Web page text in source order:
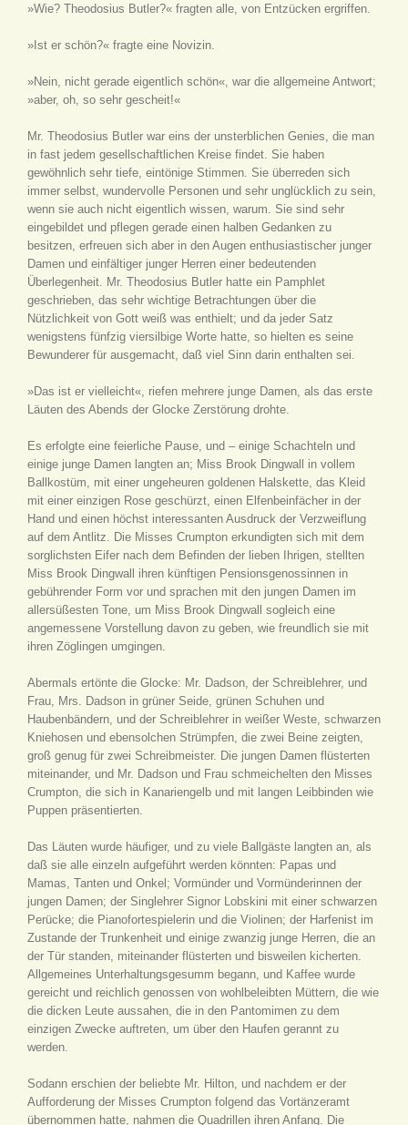
»Wie? Theodosius Butler?« fragten alle, von Entzücken ergriffen.
»Ist er schön?« fragte eine Novizin.
»Nein, nicht gerade eigentlich schön«, war die allgemeine Antwort;
»aber, oh, so sehr gescheit!«
Mr. Theodosius Butler war eins der unsterblichen Genies, die man
in fast jedem gesellschaftlichen Kreise findet. Sie haben
gewöhnlich sehr tiefe, eintönige Stimmen. Sie überreden sich
immer selbst, wundervolle Personen und sehr unglücklich zu sein,
wenn sie auch nicht eigentlich wissen, warum. Sie sind sehr
eingebildet und pflegen gerade einen halben Gedanken zu
besitzen, erfreuen sich aber in den Augen enthusiastischer junger
Damen und einfältiger junger Herren einer bedeutenden
Überlegenheit. Mr. Theodosius Butler hatte ein Pamphlet
geschrieben, das sehr wichtige Betrachtungen über die
Nützlichkeit von Gott weiß was enthielt; und da jeder Satz
wenigstens fünfzig viersilbige Worte hatte, so hielten es seine
Bewunderer für ausgemacht, daß viel Sinn darin enthalten sei.
»Das ist er vielleicht«, riefen mehrere junge Damen, als das erste
Läuten des Abends der Glocke Zerstörung drohte.
Es erfolgte eine feierliche Pause, und – einige Schachteln und
einige junge Damen langten an; Miss Brook Dingwall in vollem
Ballkostüm, mit einer ungeheuren goldenen Halskette, das Kleid
mit einer einzigen Rose geschürzt, einen Elfenbeinfächer in der
Hand und einen höchst interessanten Ausdruck der Verzweiflung
auf dem Antlitz. Die Misses Crumpton erkundigten sich mit dem
sorglichsten Eifer nach dem Befinden der lieben Ihrigen, stellten
Miss Brook Dingwall ihren künftigen Pensionsgenossinnen in
gebührender Form vor und sprachen mit den jungen Damen im
allersüßesten Tone, um Miss Brook Dingwall sogleich eine
angemessene Vorstellung davon zu geben, wie freundlich sie mit
ihren Zöglingen umgingen.
Abermals ertönte die Glocke: Mr. Dadson, der Schreiblehrer, und
Frau, Mrs. Dadson in grüner Seide, grünen Schuhen und
Haubenbändern, und der Schreiblehrer in weißer Weste, schwarzen
Kniehosen und ebensolchen Strümpfen, die zwei Beine zeigten,
groß genug für zwei Schreibmeister. Die jungen Damen flüsterten
miteinander, und Mr. Dadson und Frau schmeichelten den Misses
Crumpton, die sich in Kanariengelb und mit langen Leibbinden wie
Puppen präsentierten.
Das Läuten wurde häufiger, und zu viele Ballgäste langten an, als
daß sie alle einzeln aufgeführt werden könnten: Papas und
Mamas, Tanten und Onkel; Vormünder und Vormünderinnen der
jungen Damen; der Singlehrer Signor Lobskini mit einer schwarzen
Perücke; die Pianofortespielerin und die Violinen; der Harfenist im
Zustande der Trunkenheit und einige zwanzig junge Herren, die an
der Tür standen, miteinander flüsterten und bisweilen kicherten.
Allgemeines Unterhaltungsgesumm begann, und Kaffee wurde
gereicht und reichlich genossen von wohlbeleibten Müttern, die wie
die dicken Leute aussahen, die in den Pantomimen zu dem
einzigen Zwecke auftreten, um über den Haufen gerannt zu
werden.
Sodann erschien der beliebte Mr. Hilton, und nachdem er der
Aufforderung der Misses Crumpton folgend das Vortänzeramt
übernommen hatte, nahmen die Quadrillen ihren Anfang. Die